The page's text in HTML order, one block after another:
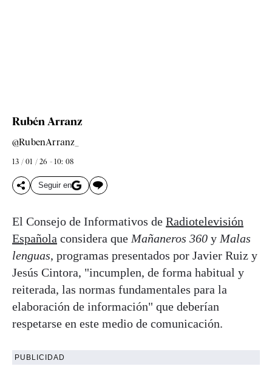
Rubén Arranz
@RubenArranz_
13 / 01 / 26 - 10: 08
Seguir en
El Consejo de Informativos de Radiotelevisión
Española considera que Mañaneros 360 y Malas
lenguas, programas presentados por Javier Ruiz y
Jesús Cintora, "incumplen, de forma habitual y
reiterada, las normas fundamentales para la
elaboración de información" que deberían
respetarse en este medio de comunicación.
PUBLICIDAD